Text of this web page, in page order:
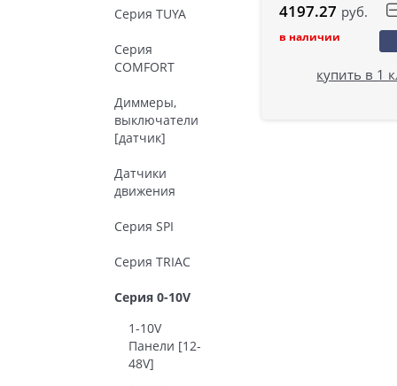
Серия TUYA
Серия
COMFORT
Диммеры,
выключатели
[датчик]
Датчики
движения
Серия SPI
Серия TRIAC
Серия 0-10V
1-10V
Панели [12-
48V]
4197.27 руб.
в наличии
купить в 1